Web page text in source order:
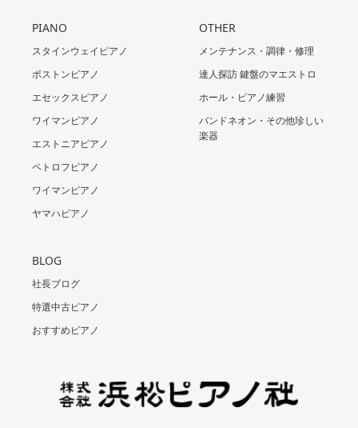
PIANO
スタインウェイピアノ
ボストンピアノ
エセックスピアノ
ワイマンピアノ
エストニアピアノ
ペトロフピアノ
ワイマンピアノ
ヤマハピアノ
OTHER
メンテナンス・調律・修理
達人探訪 鍵盤のマエストロ
ホール・ピアノ練習
バンドネオン・その他珍しい
楽器
BLOG
社長ブログ
特選中古ピアノ
おすすめピアノ